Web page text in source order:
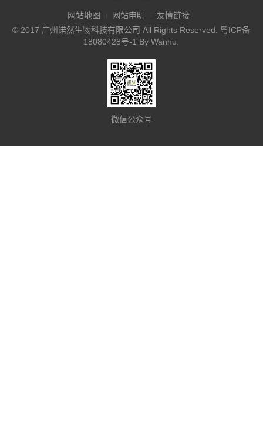
网站地图 网站申明
友情链接
© 2017 广州诺然生物科技有限公司 All Rights Reserved. 粤ICP备
18080428号-1 ByWanhu
微信公众号